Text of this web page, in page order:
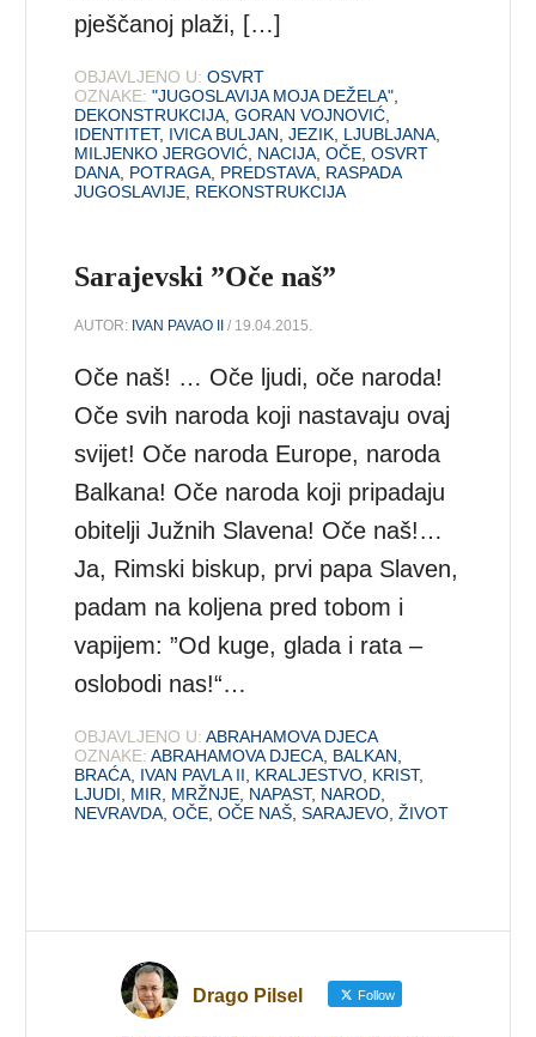
pješčanoj plaži, […]
OBJAVLJENO U: OSVRT
OZNAKE: "JUGOSLAVIJA MOJA DEŽELA"
DEKONSTRUKCIJA ,GORAN VOJNOVIĆ
IDENTITET, IVICA BULJAN ,JEZIK LJUBLJANA
MILJENKO JERGOVIĆ NACIJA ,OČE ,OSVRT
DANA POTRAGA PREDSTAVA RASPADA
JUGOSLAVIJE REKONSTRUKCIJA
Sarajevski ”Oče naš”
AUTOR: IVAN PAVAO II / 19.04.2015.
Oče naš! … Oče ljudi, oče naroda!
Oče svih naroda koji nastavaju ovaj
svijet! Oče naroda Europe, naroda
Balkana! Oče naroda koji pripadaju
obitelji Južnih Slavena! Oče naš!…
Ja, Rimski biskup, prvi papa Slaven,
padam na koljena pred tobom i
vapijem: ”Od kuge, glada i rata –
oslobodi nas!“…
OBJAVLJENO U: ABRAHAMOVA DJECA
OZNAKE: ABRAHAMOVA DJECA BALKAN
BRAĆA IVAN PAVLA II KRALJESTVO KRIST,
LJUDI
MIR MRŽNJE NAPAST, NAROD
NEVRAVDA ,OČE ,OČE NAŠ ,SARAJEVO ,ŽIVOT
Drago Pilsel Follow